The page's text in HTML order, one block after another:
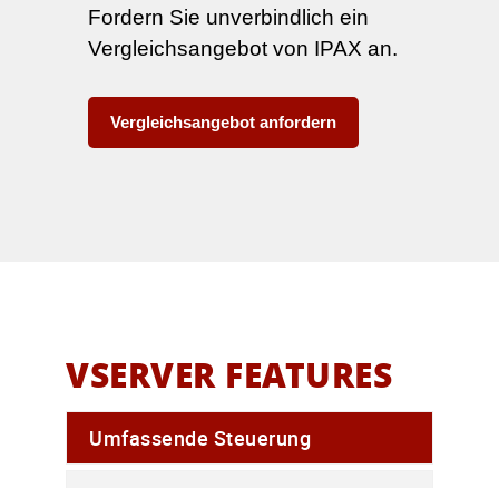
Fordern Sie unverbindlich ein
Vergleichsangebot von IPAX an.
Vergleichsangebot anfordern
VSERVER FEATURES
Umfassende Steuerung